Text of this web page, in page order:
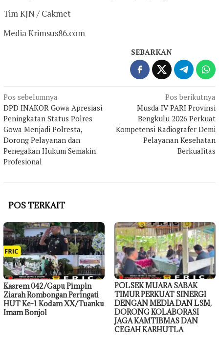
Tim KJN / Cakmet
Media Krimsus86.com
SEBARKAN
Navigasi
pos
Pos sebelumnya
DPD INAKOR Gowa Apresiasi
Peningkatan Status Polres
Gowa Menjadi Polresta,
Dorong Pelayanan dan
Penegakan Hukum Semakin
Profesional
Pos berikutnya
Musda IV PARI Provinsi
Bengkulu 2026 Perkuat
Kompetensi Radiografer Demi
Pelayanan Kesehatan
Berkualitas
POS TERKAIT
Kasrem 042/Gapu Pimpin
Ziarah Rombongan Peringati
HUT Ke-1 Kodam XX/Tuanku
Imam Bonjol
POLSEK MUARA SABAK
TIMUR PERKUAT SINERGI
DENGAN MEDIA DAN LSM,
DORONG KOLABORASI
JAGA KAMTIBMAS DAN
CEGAH KARHUTLA